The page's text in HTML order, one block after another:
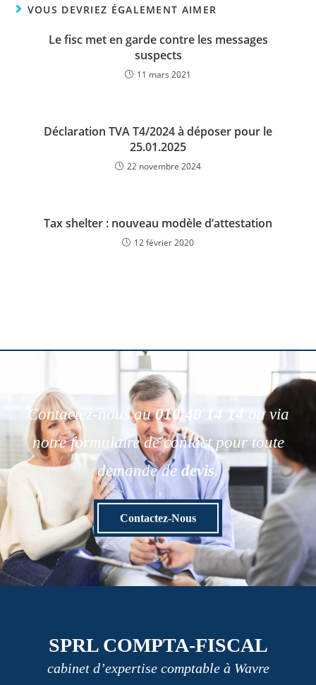
VOUS DEVRIEZ ÉGALEMENT AIMER
Le fisc met en garde contre les messages
suspects
11 mars 2021
Déclaration TVA T4/2024 à déposer pour le
25.01.2025
22 novembre 2024
Tax shelter : nouveau modèle d’attestation
12 février 2020
Contactez-nous au010 40 14 14
ou via
notre formulaire de contact pour toute
demande de devis.
Contactez-Nous
SPRL COMPTA-FISCAL
cabinet d’expertise comptable à Wavre